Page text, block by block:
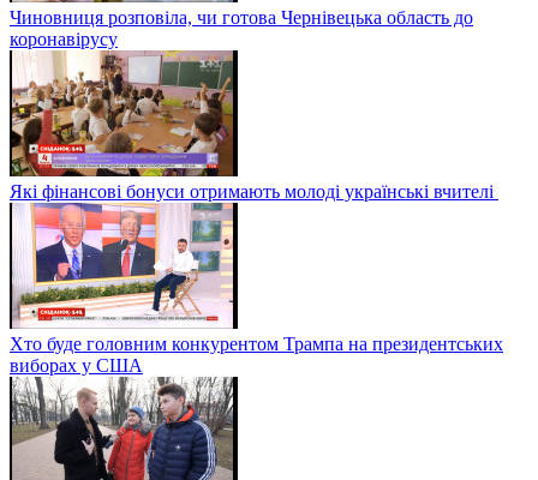
Чиновниця розповіла, чи готова Чернівецька область до
коронавірусу
Які фінансові бонуси отримають молоді українські вчителі
Хто буде головним конкурентом Трампа на президентських
виборах у США